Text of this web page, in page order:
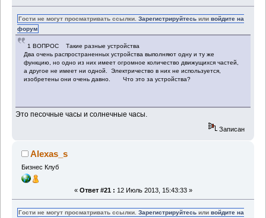
Гости не могут просматривать ссылки.Зарегистрируйтесь иливойдите на
форум
1 ВОПРОС Такие разные устройства
Два очень распространенных устройства выполняют одну и ту же
функцию, но одно из них имеет огромное количество движущихся частей,
а другое не имеет ни одной. Электричество в них не используется,
изобретены они очень давно. Что это за устройства?
Это песочные часы и солнечные часы.
Записан
Alexas_s
Бизнес Клуб
« Ответ #21 : 12 Июль 2013, 15:43:33 »
Гости не могут просматривать ссылки.Зарегистрируйтесь иливойдите на